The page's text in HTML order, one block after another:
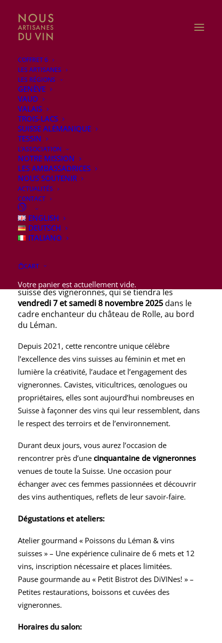
COFFRET 6
LES ARTISANES
LES RÉGIONS
GENÈVE
VAUD
VALAIS
TROIS-LACS
SUISSE ALÉMANIQUE
TESSIN
L’ASSOCIATION
NOTRE MISSION
LES AMBASSADRICES
NOUS SOUTENIR
ACTUALITÉS
CONTACT
ENGLISH
DEUTSCH
ITALIANO
CART
Votre panier est actuellement vide.
DiVINes! Le salon suisse des
vigneronnes
Les Artisanes du Vin sont heureuses de vous
inviter à une nouvelle édition de
suisse des vigneronnes, qui se tiendra les
vendredi 7 et samedi 8 novembre 2025dans le
cadre enchanteur du château de Rolle, au bord
du Léman.
Depuis 2021, cette rencontre unique célèbre
l’excellence des vins suisses au féminin et met en
lumière la créativité, l’audace et l’engagement des
vigneronnes. Cavistes, viticultrices, œnologues ou
propriétaires, elles sont aujourd’hui nombreuses en
Suisse à façonner des vins qui leur ressemblent, dans
le respect des terroirs et de l’environnement.
Durant deux jours, vous aurez l’occasion de
rencontrer près d’une cinquantaine de vigneronnes
venues de toute la Suisse. Une occasion pour
échanger avec ces femmes passionnées et découvrir
des vins authentiques, reflets de leur savoir-faire.
Dégustations et ateliers:
Atelier gourmand « Poissons du Léman & vins
suisses » – Une expérience culinaire de 6 mets et 12
vins, inscription nécessaire et places limitées.
Pause gourmande au « Petit Bistrot des DiVINes! » –
Petites restaurations, boissons et cuvées des
vigneronnes.
Horaires du salon: